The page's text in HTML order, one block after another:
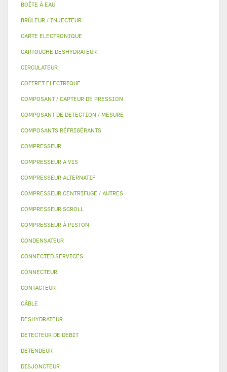
BOÎTE À EAU
BRÛLEUR / INJECTEUR
CARTE ELECTRONIQUE
CARTOUCHE DESHYDRATEUR
CIRCULATEUR
COFFRET ELECTRIQUE
COMPOSANT / CAPTEUR DE PRESSION
COMPOSANT DE DETECTION / MESURE
COMPOSANTS RÉFRIGÉRANTS
COMPRESSEUR
COMPRESSEUR A VIS
COMPRESSEUR ALTERNATIF
COMPRESSEUR CENTRIFUGE / AUTRES
COMPRESSEUR SCROLL
COMPRESSEUR À PISTON
CONDENSATEUR
CONNECTED SERVICES
CONNECTEUR
CONTACTEUR
CÂBLE
DESHYDRATEUR
DETECTEUR DE DEBIT
DETENDEUR
DISJONCTEUR